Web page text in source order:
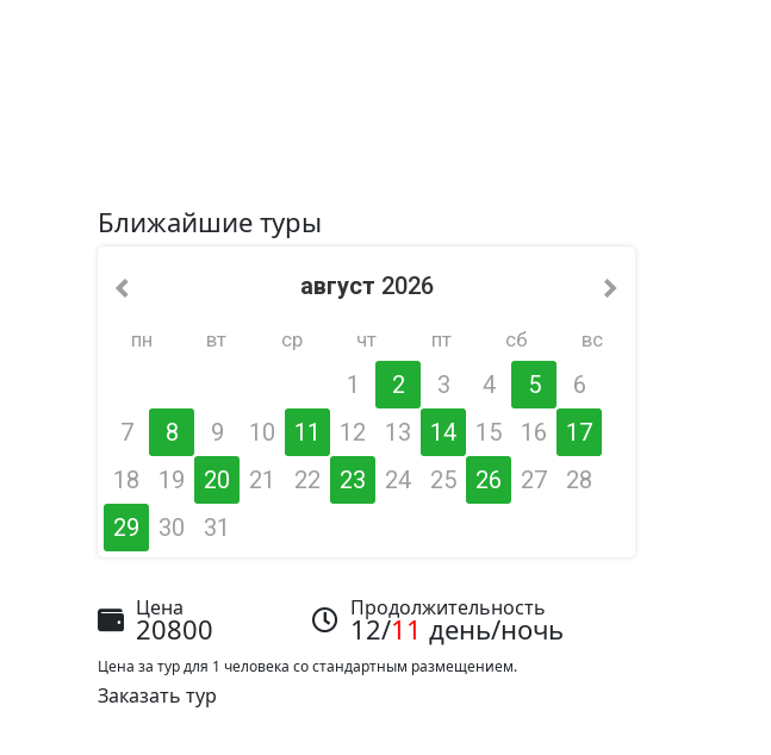
Ближайшие туры
август 2026
пн вт ср чт пт сб вс
1 2 3 4 5
6
7
8 9 10 11 12 13 14 15 16
17
18
19 20 21 22 23 24 25 26 27
28
29
30 31
Цена
20800
Продолжительность
12/11 день/ночь
Цена за тур для 1 человека со стандартным размещением.
Заказать тур